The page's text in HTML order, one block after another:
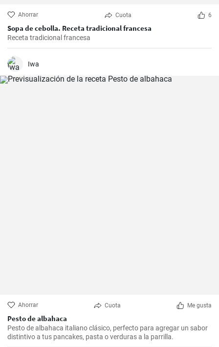
Ahorrar Cuota 6
Sopa de cebolla. Receta tradicional francesa
Receta tradicional francesa
Iwa
Ahorrar Cuota Me gusta
Pesto de albahaca
Pesto de albahaca italiano clásico, perfecto para agregar un sabor
distintivo a tus pancakes, pasta o verduras a la parrilla.